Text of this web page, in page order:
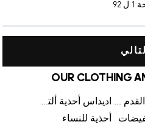
1 ل 92
التالي
OUR CLOTHING
أحذية كرة القدم للرجال
اديداس أحذية ألترا بوست للرجال
أحذية للنساء